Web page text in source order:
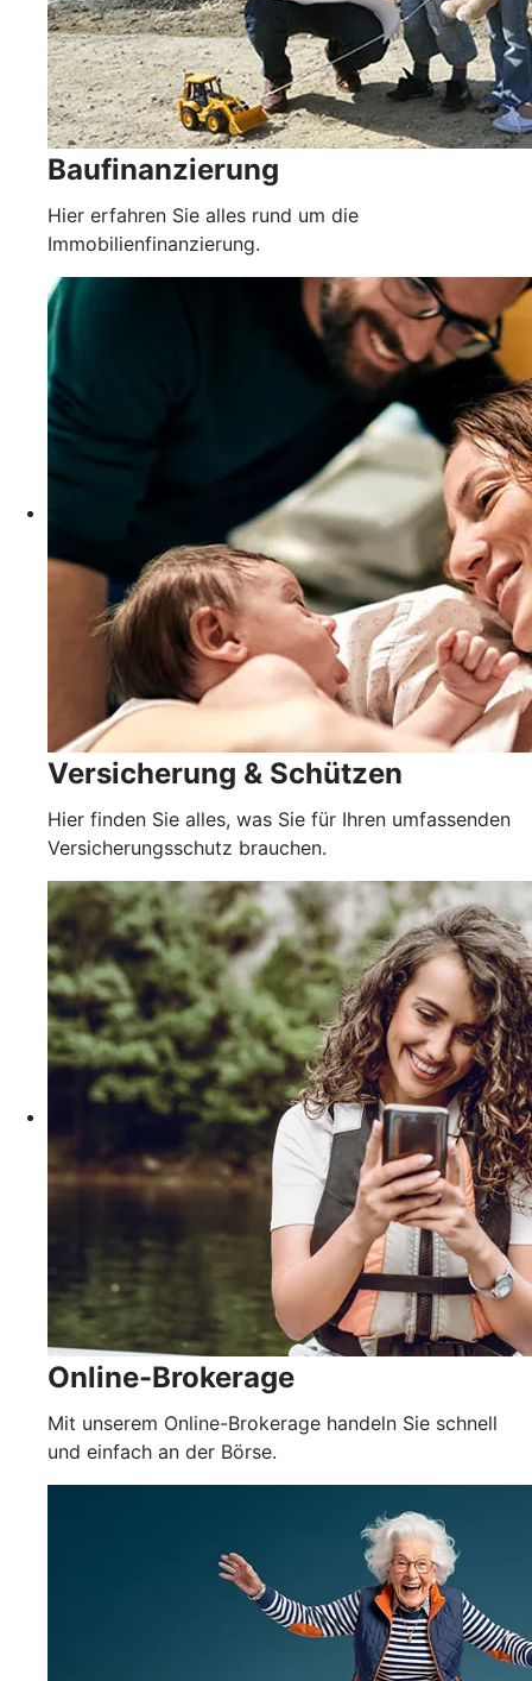
Baufinanzierung
Hier erfahren Sie alles rund um die
Immobilienfinanzierung.
Versicherung & Schützen
Hier finden Sie alles, was Sie für Ihren umfassenden
Versicherungsschutz brauchen.
Online-Brokerage
Mit unserem Online-Brokerage handeln Sie schnell
und einfach an der Börse.